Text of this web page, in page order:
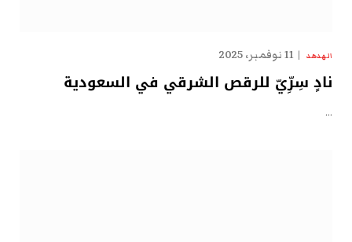
الهدهد 11 نوفمبر، 2025
نادٍ سِرِّيّ للرقص الشرقي في السعودية
…